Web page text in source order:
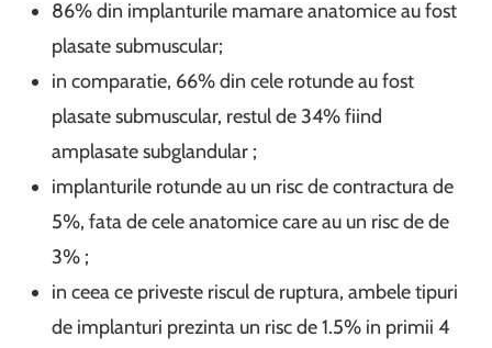
86% din implanturile mamare anatomice au fost
plasate submuscular;
in comparatie, 66% din cele rotunde au fost
plasate submuscular, restul de 34% fiind
amplasate subglandular ;
implanturile rotunde au un risc de contractura de
5%, fata de cele anatomice care au un risc de de
3% ;
in ceea ce priveste riscul de ruptura, ambele tipuri
de implanturi prezinta un risc de 1.5% in primii 4